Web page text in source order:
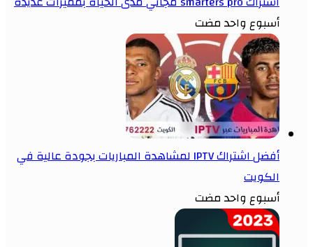
أسبوع واحد مضت
أفضل اشتراك IPTV لمشاهدة المباريات بجودة عالية في
الكويت
أسبوع واحد مضت